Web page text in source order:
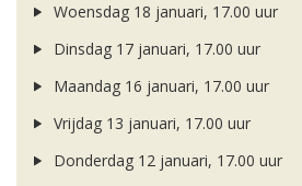
Woensdag 18 januari, 17.00 uur
Dinsdag 17 januari, 17.00 uur
Maandag 16 januari, 17.00 uur
Vrijdag 13 januari, 17.00 uur
Donderdag 12 januari, 17.00 uur